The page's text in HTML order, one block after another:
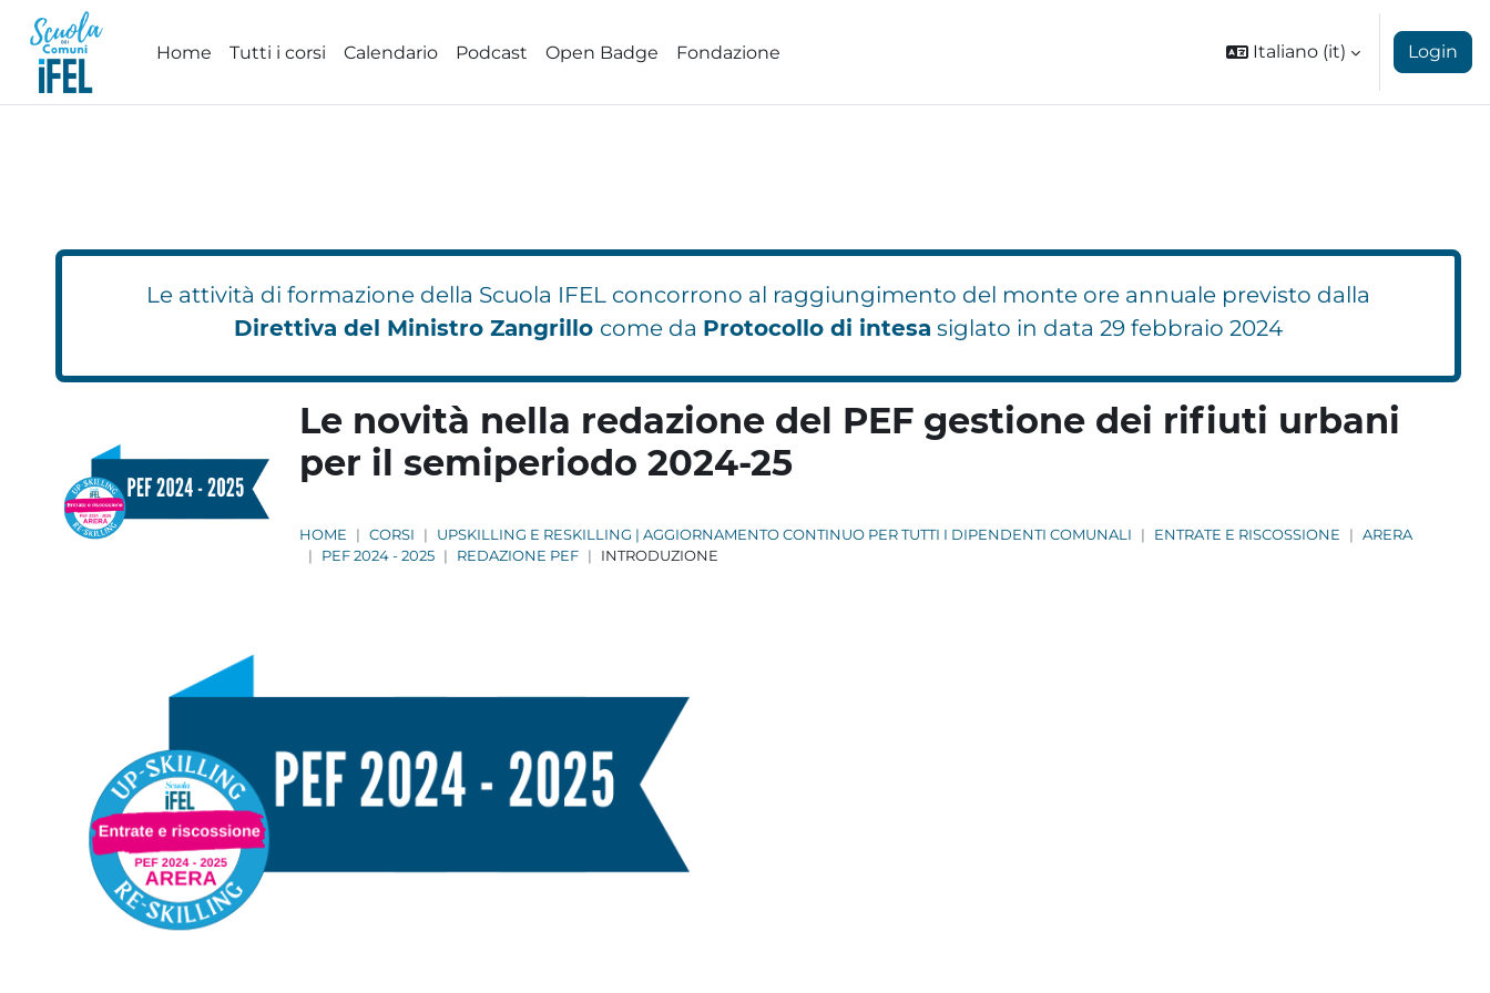
Vai al contenuto principale
Home
Tutti i corsi Calendario Podcast Open Badge Fondazione Italiano ‎(it)‎ Login
Le attività di formazione della Scuola IFEL concorrono al raggiungimento del monte ore annuale previsto dalla
Direttiva del Ministro Zangrillo come da Protocollo di intesa siglato in data 29 febbraio 2024
Le novità nella redazione del PEF gestione dei rifiuti urbani
per il semiperiodo 2024-25
HOME CORSI UPSKILLING E RESKILLING | AGGIORNAMENTO CONTINUO PER TUTTI I DIPENDENTI COMUNALI ENTRATE E RISCOSSIONE
ARERA
PEF 2024 - 2025
REDAZIONE PEF INTRODUZIONE